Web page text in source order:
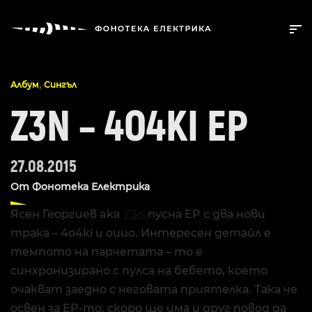
Албум, Сингъл
Z3N – 4O4KI EP
27.08.2015
От Фонотека Електрика
Ясен Георгиев aka
пусна EP с два нови
трака – 4o4ki и ouuo. Интересен детайл е
темпото на парчетата – то е
синхронизирано с пулса на бебето, което
очакват заедно с неговата приятелка. Така че
освен за EP-то, скоро ще има и друг повод да